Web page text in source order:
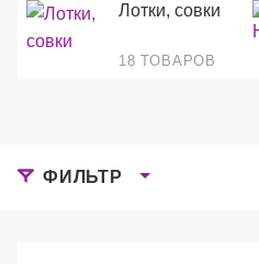
Лотки, совки
18 ТОВАРОВ
ФИЛЬТР